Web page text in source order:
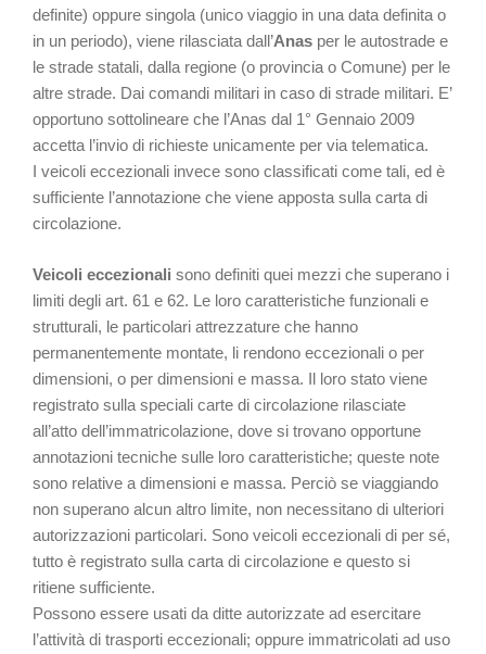
definite) oppure singola (unico viaggio in una data definita o
in un periodo), viene rilasciata dall’Anas per le autostrade e
le strade statali, dalla regione (o provincia o Comune) per le
altre strade. Dai comandi militari in caso di strade militari. E’
opportuno sottolineare che l’Anas dal 1° Gennaio 2009
accetta l’invio di richieste unicamente per via telematica.
I veicoli eccezionali invece sono classificati come tali, ed è
sufficiente l’annotazione che viene apposta sulla carta di
circolazione.
Veicoli eccezionali sono definiti quei mezzi che superano i
limiti degli art. 61 e 62. Le loro caratteristiche funzionali e
strutturali, le particolari attrezzature che hanno
permanentemente montate, li rendono eccezionali o per
dimensioni, o per dimensioni e massa. Il loro stato viene
registrato sulla speciali carte di circolazione rilasciate
all’atto dell’immatricolazione, dove si trovano opportune
annotazioni tecniche sulle loro caratteristiche; queste note
sono relative a dimensioni e massa. Perciò se viaggiando
non superano alcun altro limite, non necessitano di ulteriori
autorizzazioni particolari. Sono veicoli eccezionali di per sé,
tutto è registrato sulla carta di circolazione e questo si
ritiene sufficiente.
Possono essere usati da ditte autorizzate ad esercitare
l’attività di trasporti eccezionali; oppure immatricolati ad uso